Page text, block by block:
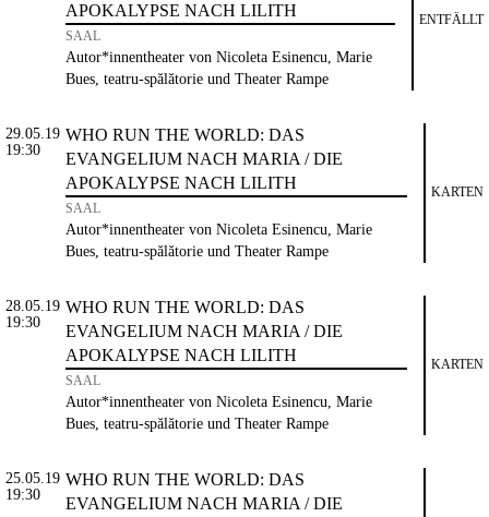
APOKALYPSE NACH LILITH
SAAL
Autor*innentheater von Nicoleta Esinencu, Marie
Bues, teatru-spălătorie und Theater Rampe
ENTFÄLLT
29.05.19
19:30
WHO RUN THE WORLD: DAS
EVANGELIUM NACH MARIA / DIE
APOKALYPSE NACH LILITH
SAAL
Autor*innentheater von Nicoleta Esinencu, Marie
Bues, teatru-spălătorie und Theater Rampe
KARTEN
28.05.19
19:30
WHO RUN THE WORLD: DAS
EVANGELIUM NACH MARIA / DIE
APOKALYPSE NACH LILITH
SAAL
Autor*innentheater von Nicoleta Esinencu, Marie
Bues, teatru-spălătorie und Theater Rampe
KARTEN
25.05.19
19:30
WHO RUN THE WORLD: DAS
EVANGELIUM NACH MARIA / DIE